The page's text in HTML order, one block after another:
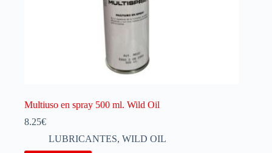
Multiuso en spray 500 ml. Wild Oil
8.25€
LUBRICANTES, WILD OIL